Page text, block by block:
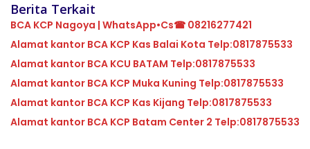
Berita Terkait
BCA KCP Nagoya | WhatsApp•Cs☎ 08216277421
Alamat kantor BCA KCP Kas Balai Kota Telp:0817875533
Alamat kantor BCA KCU BATAM Telp:0817875533
Alamat kantor BCA KCP Muka Kuning Telp:0817875533
Alamat kantor BCA KCP Kas Kijang Telp:0817875533
Alamat kantor BCA KCP Batam Center 2 Telp:0817875533